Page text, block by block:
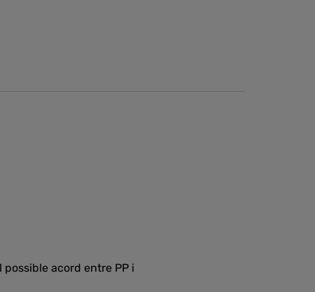
possible acord entre PP i